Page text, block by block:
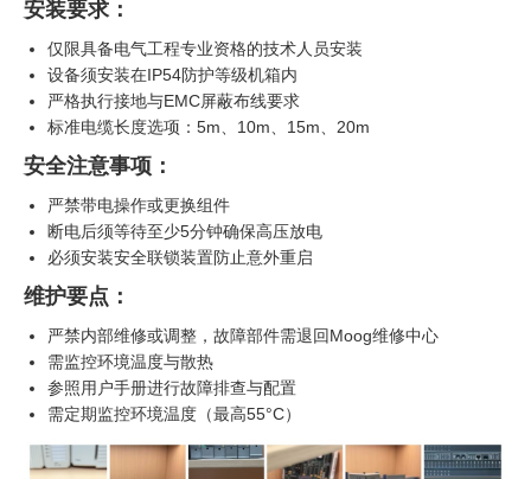
安装要求：
仅限具备电气工程专业资格的技术人员安装
设备须安装在IP54防护等级机箱内
严格执行接地与EMC屏蔽布线要求
标准电缆长度选项：5m、10m、15m、20m
安全注意事项：
严禁带电操作或更换组件
断电后须等待至少5分钟确保高压放电
必须安装安全联锁装置防止意外重启
维护要点：
严禁内部维修或调整，故障部件需退回Moog维修中心
需监控环境温度与散热
参照用户手册进行故障排查与配置
需定期监控环境温度（最高55°C）